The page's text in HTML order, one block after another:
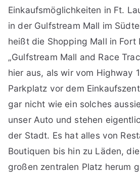
Einkaufsmöglichkeiten in Ft.
in der Gulfstream Mall im
heißt die Shopping Mall in Fort
„Gulfstream Mall and Race
hier aus, als wir vom Highway
Parkplatz vor dem
gar nicht wie ein solches
unser Auto und stehen
der Stadt. Es hat alles von
Boutiquen bis hin zu Läden,
großen zentralen Platz herum